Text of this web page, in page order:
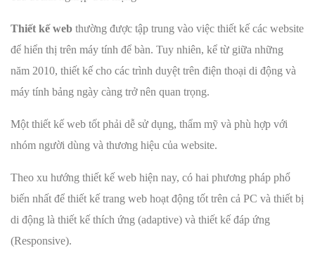
Thiết kế web thường được tập trung vào việc thiết kế các website
để hiển thị trên máy tính để bàn. Tuy nhiên, kể từ giữa những
năm 2010, thiết kế cho các trình duyệt trên điện thoại di động và
máy tính bảng ngày càng trở nên quan trọng.
Một thiết kế web tốt phải dễ sử dụng, thẩm mỹ và phù hợp với
nhóm người dùng và thương hiệu của website.
Theo xu hướng thiết kế web hiện nay, có hai phương pháp phổ
biến nhất để thiết kế trang web hoạt động tốt trên cả PC và thiết bị
di động là thiết kế thích ứng (adaptive) và thiết kế đáp ứng
(Responsive).